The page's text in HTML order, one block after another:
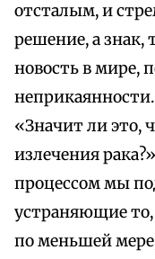
отсталым, и
решение, а знак,
новость в мире,
«Значит ли это,
излечения
процессом мы
устраняющие то,
по меньшей